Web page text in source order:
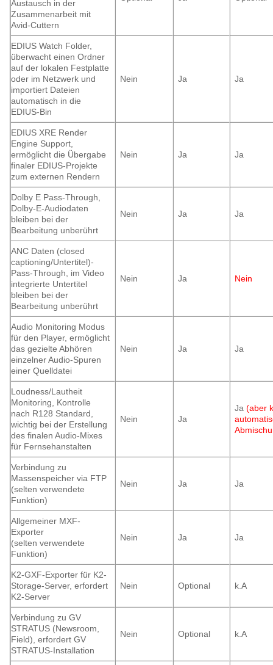
Austausch in der
Zusammenarbeit mit
Avid-Cuttern
EDIUS Watch Folder,
überwacht einen Ordner
auf der lokalen Festplatte
oder im Netzwerk und
importiert Dateien
automatisch in die
EDIUS-Bin
Nein Ja Ja
EDIUS XRE Render
Engine Support,
ermöglicht die Übergabe
finaler EDIUS-Projekte
zum externen Rendern
Nein Ja Ja
Dolby E Pass-Through,
Dolby-E-Audiodaten
bleiben bei der
Bearbeitung unberührt
Nein Ja Ja
ANC Daten (closed
captioning/Untertitel)-
Pass-Through, im Video
integrierte Untertitel
bleiben bei der
Bearbeitung unberührt
Nein Ja Nein
Audio Monitoring Modus
für den Player, ermöglicht
das gezielte Abhören
einzelner Audio-Spuren
einer Quelldatei
Nein Ja Ja
Loudness/Lautheit
Monitoring, Kontrolle
nach R128 Standard,
wichtig bei der Erstellung
des finalen Audio-Mixes
für Fernsehanstalten
Nein Ja
Ja (aber
Verbindung zu
Massenspeicher via FTP
(selten verwendete
Funktion)
Nein Ja Ja
Allgemeiner MXF-
Exporter
(selten verwendete
Funktion)
Nein Ja Ja
K2-GXF-Exporter für K2-
Storage-Server, erfordert
K2-Server
Nein Optional k.A
Verbindung zu GV
STRATUS (Newsroom,
Field), erfordert GV
STRATUS-Installation
Nein Optional k.A